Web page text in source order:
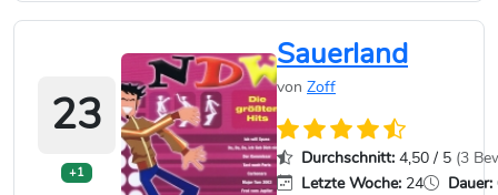
23
+1
Sauerland
von Zoff
Durchschnitt: 4,50 / 5 (3
Letzte Woche: 24 Dauer: